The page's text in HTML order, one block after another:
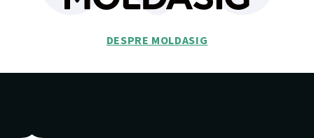
DESPRE MOLDASIG